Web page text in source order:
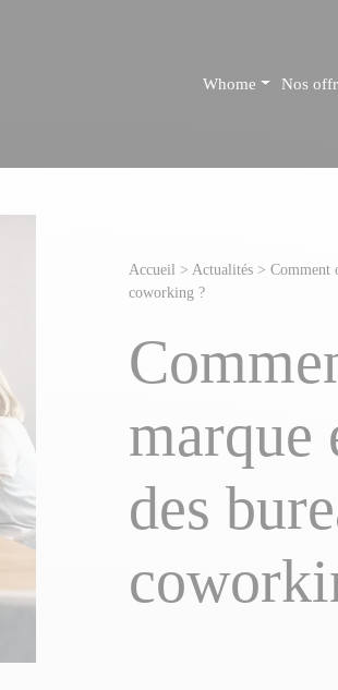
Whome Nos
Accueil > Actualités> Comment
coworking ?
marque
des